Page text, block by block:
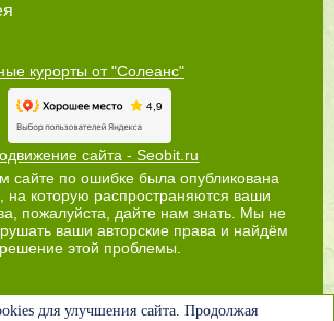
курорты от "Солеанс"
сайта - Seobit.ru
сайте по ошибке была опубликована
на которую распространяются ваши
пожалуйста, дайте нам знать. Мы не
ваши авторские права и найдём
решение этой проблемы.
для улучшения сайта. Продолжая